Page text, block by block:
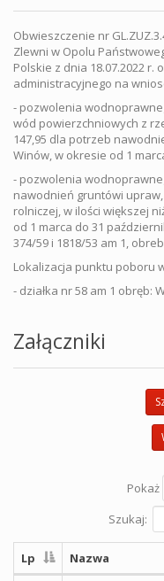
Obwieszczenie nr
Zlewni w Opolu
Polskie z dnia 18.07.2022 r.
administracyjnego na
- pozwolenia
wód powierzchniowych z
147,95 dla potrzeb
Winów, w okresie od 1
- pozwolenia
nawodnień gruntówi
rolniczej, w ilości większej
od 1 marca do 31
374/59 i 1818/53 am 1,
Lokalizacja punktu poboru
- działka nr 58 am 1 obręb:
Załączniki
Pokaż
Szukaj:
Lp Nazwa